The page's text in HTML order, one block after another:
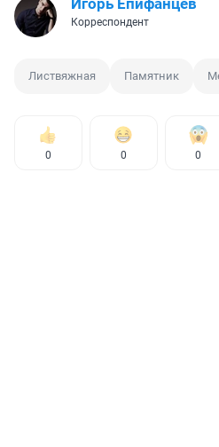
Игорь Епифанцев
Корреспондент
Листвяжная Памятник
0 0 0